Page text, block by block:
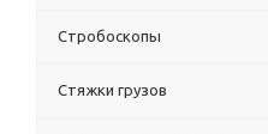
Стробоскопы
Стяжки грузов